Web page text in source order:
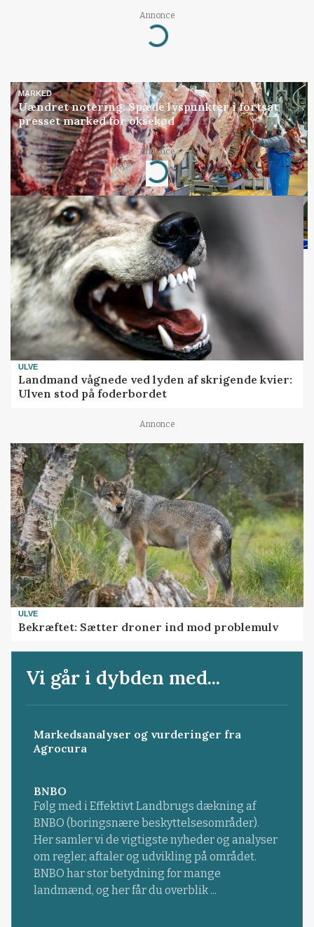
Annonce
Loading...
MARKED
Uændret notering: Spæde lyspunkter i fortsat
presset marked for oksekød
Annonce
Loading...
ULVE
Landmand vågnede ved lyden af skrigende kvier:
Ulven stod på foderbordet
Annonce
ULVE
Bekræftet: Sætter droner ind mod problemulv
Vi går i dybden med...
Markedsanalyser og vurderinger fra
Agrocura
BNBO
Følg med i Effektivt Landbrugs dækning af
BNBO (boringsnære beskyttelsesområder).
Her samler vi de vigtigste nyheder og analyser
om regler, aftaler og udvikling på området.
BNBO har stor betydning for mange
landmænd, og her får du overblik ...